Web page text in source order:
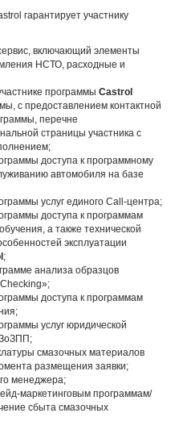
гарантирует участнику
включающий элементы
НСТО, расходные и
программы Castrol
с предоставлением контактной
перечне
страницы участника с
доступа к программному
автомобиля на базе
услуг единого Call-центра;
доступа к программам
а также технической
эксплуатации
;
анализа образцов
доступа к программам
услуг юридической
смазочных материалов
размещения заявки;
менеджера;
маркетинговым программам/
сбыта смазочных